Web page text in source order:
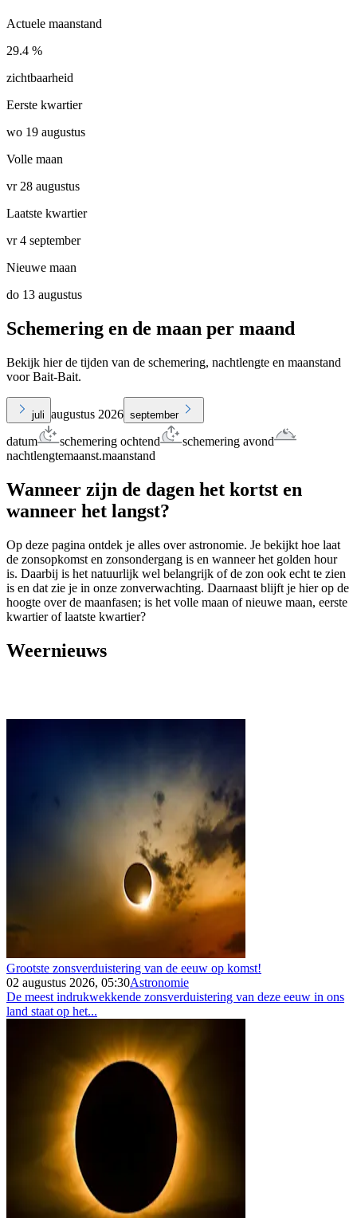
Actuele maanstand
29.4 %
zichtbaarheid
Eerste kwartier
wo 19 augustus
Volle maan
vr 28 augustus
Laatste kwartier
vr 4 september
Nieuwe maan
do 13 augustus
Schemering en de maan per maand
Bekijk hier de tijden van de schemering, nachtlengte en maanstand
voor Bait-Bait.
juli augustus 2026 september
datum schemering ochtend
schemering avond
nachtlengtemaanst.maanstand
Wanneer zijn de dagen het kortst en
wanneer het langst?
Op deze pagina ontdek je alles over astronomie. Je bekijkt hoe laat
de zonsopkomst en zonsondergang is en wanneer het golden hour
is. Daarbij is het natuurlijk wel belangrijk of de zon ook echt te zien
is en dat zie je in onze zonverwachting. Daarnaast blijft je hier op de
hoogte over de maanfasen; is het volle maan of nieuwe maan, eerste
kwartier of laatste kwartier?
Weernieuws
Grootste zonsverduistering van de eeuw op komst!
02 augustus 2026, 05:30Astronomie
De meest indrukwekkende zonsverduistering van deze eeuw in ons
land staat op het...